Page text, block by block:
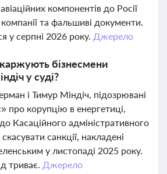
компонентів до Росії
компанії та фальшиві документи.
у серпні 2026 року. Джерело
бізнесмени
у суді?
і Тимур Міндіч, підозрювані
про корупцію в енергетиці,
Касаційного адміністративного
санкції, накладені
у листопаді 2025 року.
триває. Джерело